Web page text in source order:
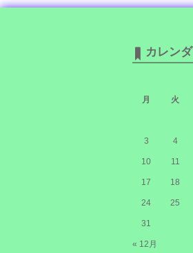
カレン
月
火
« 12月
3 4
10 11
17 18
24 25
31